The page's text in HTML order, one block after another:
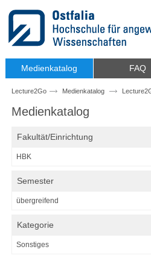
Medienkatalog FAQ
Lecture2Go Medienkatalog
Medienkatalog
Fakultät/Einrichtung
HBK
Semester
übergreifend
Kategorie
Sonstiges